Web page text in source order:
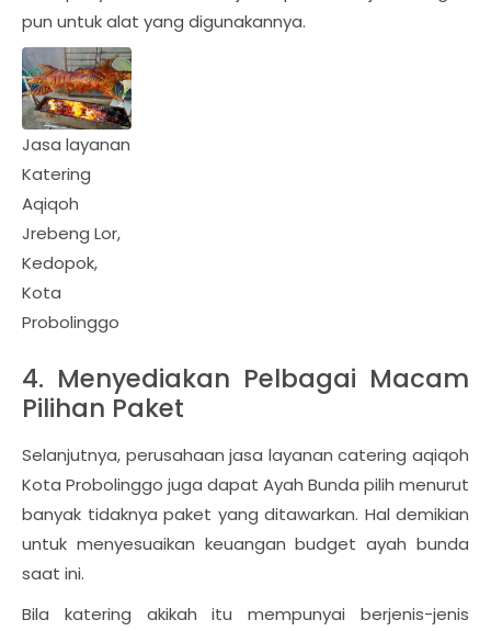
pun untuk alat yang digunakannya.
Jasa layanan
Katering
Aqiqoh
Jrebeng Lor,
Kedopok,
Kota
Probolinggo
4. Menyediakan Pelbagai Macam
Pilihan Paket
Selanjutnya, perusahaan jasa layanan catering aqiqoh
Kota Probolinggo juga dapat Ayah Bunda pilih menurut
banyak tidaknya paket yang ditawarkan. Hal demikian
untuk menyesuaikan keuangan budget ayah bunda
saat ini.
Bila katering akikah itu mempunyai berjenis-jenis